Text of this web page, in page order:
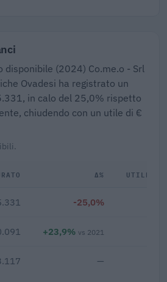
disponibile (2024) Co.me.o - Srl
Ovadesi ha registrato un
in calo del 25,0% rispetto
chiudendo con un utile di €
Δ% UTILE/
-25,0%
+23,9% vs 2021
—